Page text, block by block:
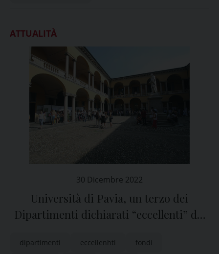
ATTUALITÀ
30 Dicembre 2022
Università di Pavia, un terzo dei
Dipartimenti dichiarati “eccellenti” dal
dipartimenti eccellenhti fondi